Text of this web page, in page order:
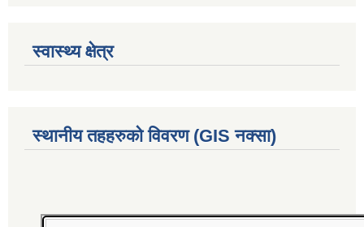
स्वास्थ्य क्षेत्र
स्थानीय तहहरुको विवरण (GIS नक्सा)